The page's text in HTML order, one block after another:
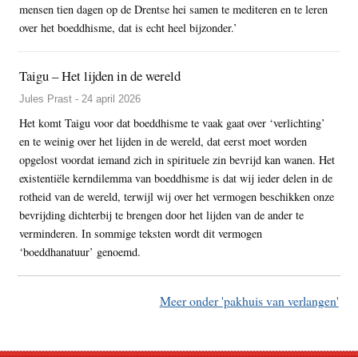
mensen tien dagen op de Drentse hei samen te mediteren en te leren
over het boeddhisme, dat is echt heel bijzonder.’
Taigu – Het lijden in de wereld
Jules Prast - 24 april 2026
Het komt Taigu voor dat boeddhisme te vaak gaat over ‘verlichting’
en te weinig over het lijden in de wereld, dat eerst moet worden
opgelost voordat iemand zich in spirituele zin bevrijd kan wanen. Het
existentiële kerndilemma van boeddhisme is dat wij ieder delen in de
rotheid van de wereld, terwijl wij over het vermogen beschikken onze
bevrijding dichterbij te brengen door het lijden van de ander te
verminderen. In sommige teksten wordt dit vermogen
‘boeddhanatuur’ genoemd.
Meer onder 'pakhuis van verlangen'